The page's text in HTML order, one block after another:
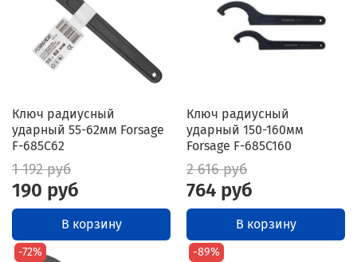
Ключ радиусный
ударный 55-62мм Forsage
F-685C62
1 192 руб
190 руб
В корзину
Ключ радиусный
ударный 150-160мм
Forsage F-685C160
2 616 руб
764 руб
В корзину
-72% -89%